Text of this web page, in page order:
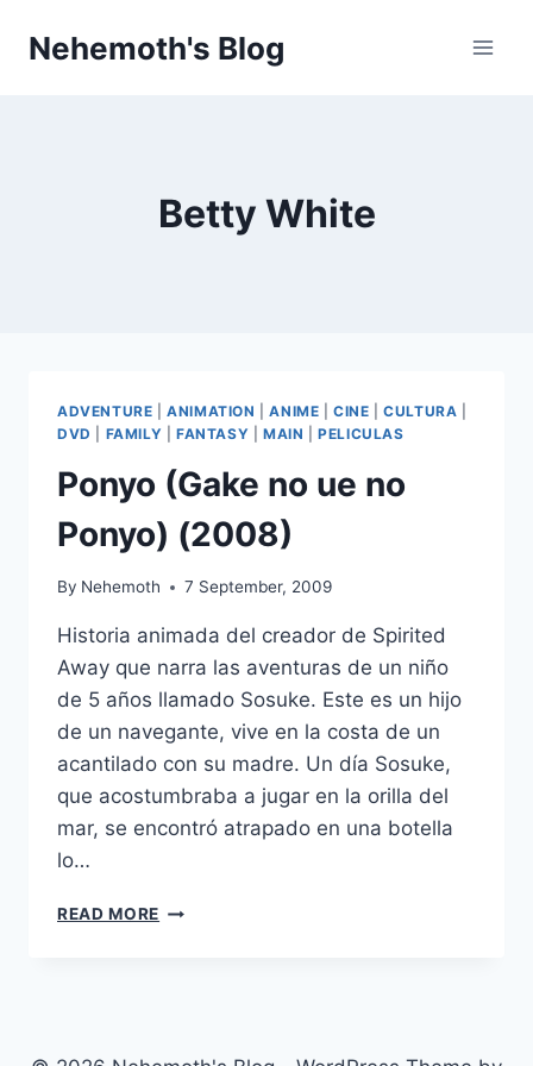
Nehemoth's Blog
Betty White
ADVENTURE |ANIMATION |ANIME |CINE |CULTURA
DVD
FAMILY FANTASY MAIN |PELICULAS
Ponyo (Gake no ue no
Ponyo) (2008)
By Nehemoth 7 September, 2009
Historia animada del creador de Spirited
Away que narra las aventuras de un niño
de 5 años llamado Sosuke. Este es un hijo
de un navegante, vive en la costa de un
acantilado con su madre. Un día Sosuke,
que acostumbraba a jugar en la orilla del
mar, se encontró atrapado en una botella
lo…
READ MORE PONYO
(2008)